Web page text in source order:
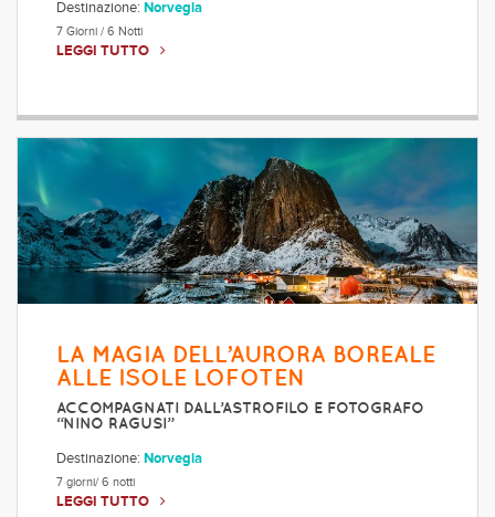
Destinazione: Norvegia
7 Giorni / 6 Notti
LEGGI TUTTO
LA MAGIA DELL’AURORA BOREALE
ALLE ISOLE LOFOTEN
ACCOMPAGNATI DALL’ASTROFILO E FOTOGRAFO
“NINO RAGUSI”
Destinazione: Norvegia
7 giorni/ 6 notti
LEGGI TUTTO